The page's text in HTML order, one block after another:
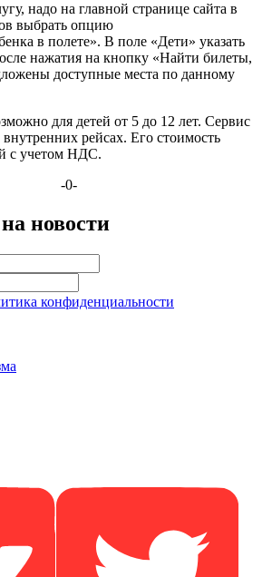
надо на главной странице сайта в
выбрать опцию
в полете». В поле «Дети» указать
нажатия на кнопку «Найти билеты,
доступные места по данному
для детей от 5 до 12 лет. Сервис
рейсах. Его стоимость
с учетом НДС.
-0-
новости
конфиденциальности